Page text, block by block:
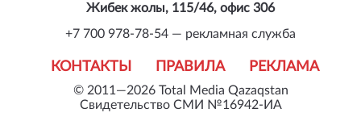
© 2011—2026 Total Media Qazaqstan
Свидетельство СМИ №16942-ИА
КОНТАКТЫ ПРАВИЛА РЕКЛАМА
Жибек жолы, 115/46, офис 306
+7 700 978-78-54 — рекламная служба